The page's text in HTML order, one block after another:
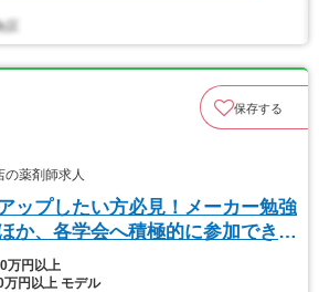
保存する
薬剤師求人
ップしたい方必見！メーカー勉強
か、各学会へ積極的に参加できま
万円以上
万円以上 モデル